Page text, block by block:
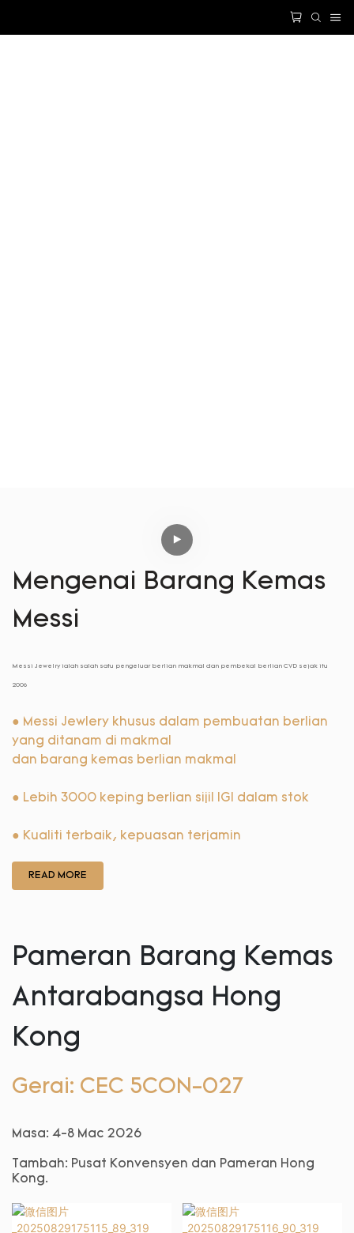
Mengenai Barang Kemas
Messi
Messi Jewelry ialah salah satu pengeluar berlian makmal dan pembekal berlian CVD sejak itu
2006
● Messi Jewlery khusus dalam pembuatan berlian
yang ditanam di makmal
dan barang kemas berlian makmal
● Lebih 3000 keping berlian sijil IGI dalam stok
● Kualiti terbaik, kepuasan terjamin
READ MORE
Pameran Barang Kemas
Antarabangsa Hong
Kong
Gerai: CEC 5CON-027
Masa: 4-8 Mac 2026
Tambah: Pusat Konvensyen dan Pameran Hong
Kong.